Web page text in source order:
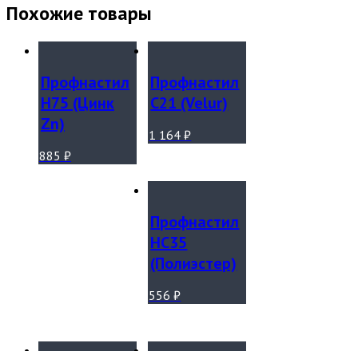
Похожие товары
Профнастил
Н75 (Цинк
Zn)
885 ₽
Профнастил
С21 (Velur)
1 164₽
Профнастил
НС35
(Полиэстер)
556₽